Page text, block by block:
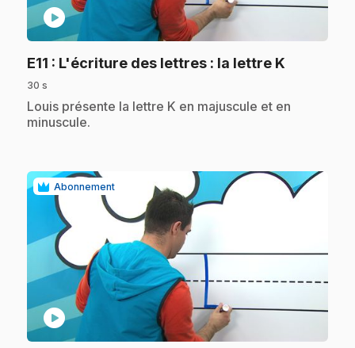
play_circle
E11 : L'écriture des lettres : la lettre K
30 s
.Louis présente la lettre K en majuscule et en
minuscule.
Abonnement
play_circle